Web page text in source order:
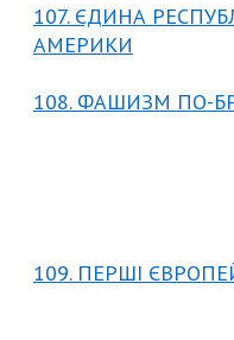
107. ЄДИНА
АМЕРИКИ
108. ФАШИЗМ ПО-
109. ПЕРШІ